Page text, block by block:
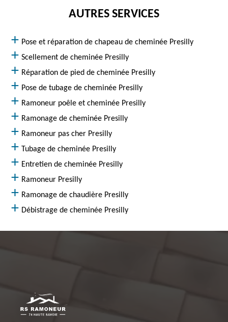
AUTRES SERVICES
Pose et réparation de chapeau de cheminée Presilly
Scellement de cheminée Presilly
Réparation de pied de cheminée Presilly
Pose de tubage de cheminée Presilly
Ramoneur poêle et cheminée Presilly
Ramonage de cheminée Presilly
Ramoneur pas cher Presilly
Tubage de cheminée Presilly
Entretien de cheminée Presilly
Ramoneur Presilly
Ramonage de chaudière Presilly
Débistrage de cheminée Presilly